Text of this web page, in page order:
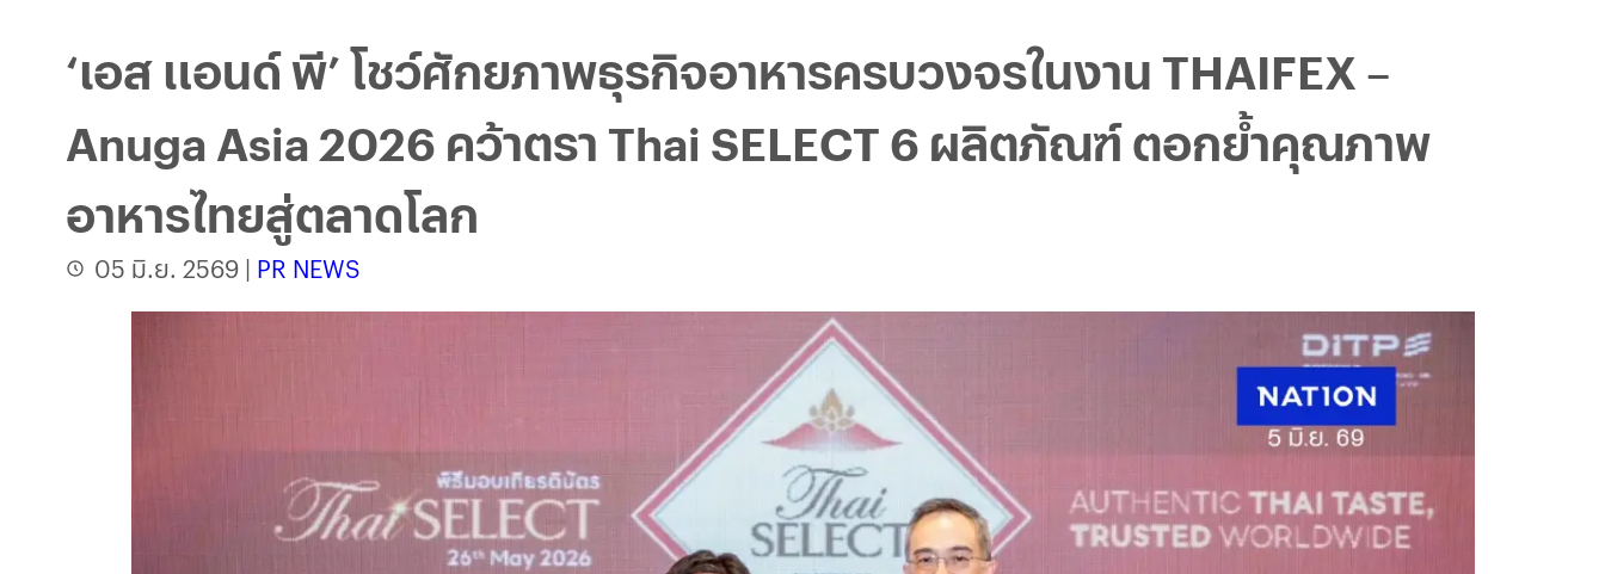
‘เอส แอนด์ พี’ โชว์ศักยภาพธุรกิจอาหารครบวงจรในงาน THAIFEX –
Anuga Asia 2026 คว้าตรา Thai SELECT 6 ผลิตภัณฑ์ ตอกย้ำคุณภาพ
อาหารไทยสู่ตลาดโลก
05 มิ.ย. 2569 | PR NEWS